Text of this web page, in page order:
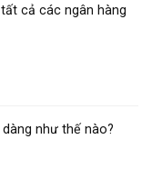
cả các ngân hàng
như thế nào?